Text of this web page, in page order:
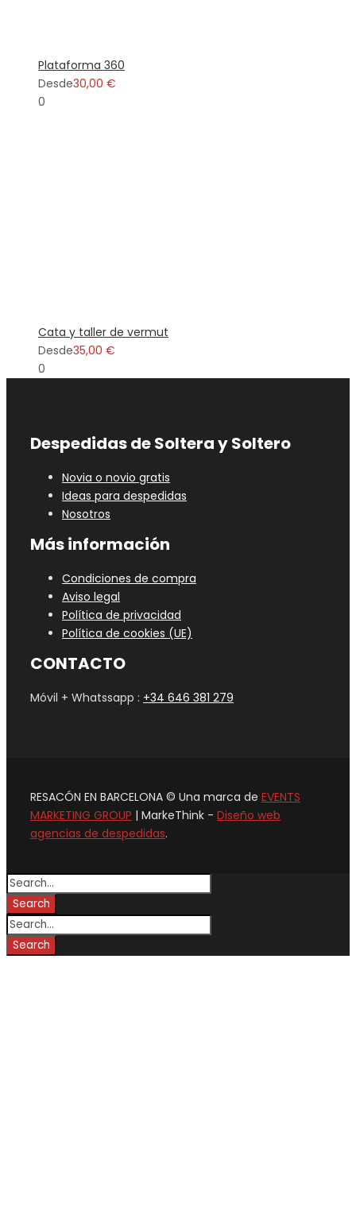
Plataforma 360
Desde30,00 €
0
Cata y taller de vermut
Desde35,00 €
0
Despedidas de Soltera y Soltero
Novia o novio gratis
Ideas para despedidas
Nosotros
Más información
Condiciones de compra
Aviso legal
Política de privacidad
Política de cookies (UE)
CONTACTO
Móvil + Whatssapp : +34 646 381 279
RESACÓN EN BARCELONA © Una marca de EVENTS
MARKETING GROUP | MarkeThink - Diseño web
agencias de despedidas.